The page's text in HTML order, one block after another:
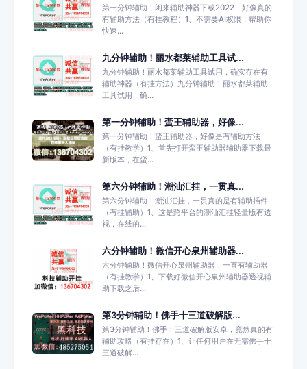
第一分钟辅助！闲来辅助神器下载2022，好像真的
有辅助方法（有挂教程）1、不需要AI权限，帮助你
快速...
九分钟辅助！丽水都莱辅助工具试...
九分钟辅助！丽水都莱辅助工具试用，确实存在有
辅助神器（有挂方法）九分钟辅助！丽水都莱辅助
工具试用，确...
第一分钟辅助！蛮王辅助器，好像...
第一分钟辅助！蛮王辅助器，好像是有辅助方法
（有挂教学）1、首先打开蛮王辅助器辅助器下载最
新版本，在蛮...
第六分钟辅助！潮汕汇挂，一贯真...
第六分钟辅助！潮汕汇挂，一贯真的是有辅助插件
（有挂辅助）1、这是跨平台的潮汕汇挂轻量版有透
视，在线的...
六分钟辅助！微信开心泉州辅助器...
六分钟辅助！微信开心泉州辅助器，一直有辅助器
（有挂教学）1、下载好微信开心泉州辅助器透视辅
助下载之后...
第3分钟辅助！佛手十三道破解版...
第3分钟辅助！佛手十三道破解版安卓，竟然真的有
辅助攻略（有挂存在）1、让任何用户在无需佛手十
三道破解...